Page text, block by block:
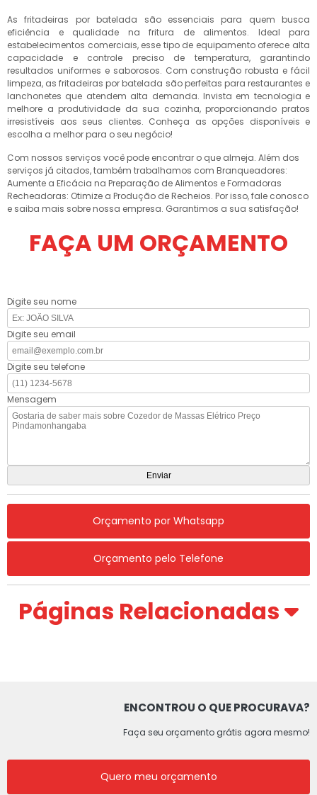
As fritadeiras por batelada são essenciais para quem busca
eficiência e qualidade na fritura de alimentos. Ideal para
estabelecimentos comerciais, esse tipo de equipamento oferece alta
capacidade e controle preciso de temperatura, garantindo
resultados uniformes e saborosos. Com construção robusta e fácil
limpeza, as fritadeiras por batelada são perfeitas para restaurantes e
lanchonetes que atendem alta demanda. Invista em tecnologia e
melhore a produtividade da sua cozinha, proporcionando pratos
irresistíveis aos seus clientes. Conheça as opções disponíveis e
escolha a melhor para o seu negócio!
Com nossos serviços você pode encontrar o que almeja. Além dos
serviços já citados, também trabalhamos com Branqueadores:
Aumente a Eficácia na Preparação de Alimentos e Formadoras
Recheadoras: Otimize a Produção de Recheios. Por isso, fale conosco
e saiba mais sobre nossa empresa. Garantimos a sua satisfação!
FAÇA UM ORÇAMENTO
Digite seu nome
Digite seu email
Digite seu telefone
Mensagem
Orçamento por Whatsapp
Orçamento pelo Telefone
Páginas Relacionadas
ENCONTROU O QUE PROCURAVA?
Faça seu orçamento grátis agora mesmo!
Quero meu orçamento